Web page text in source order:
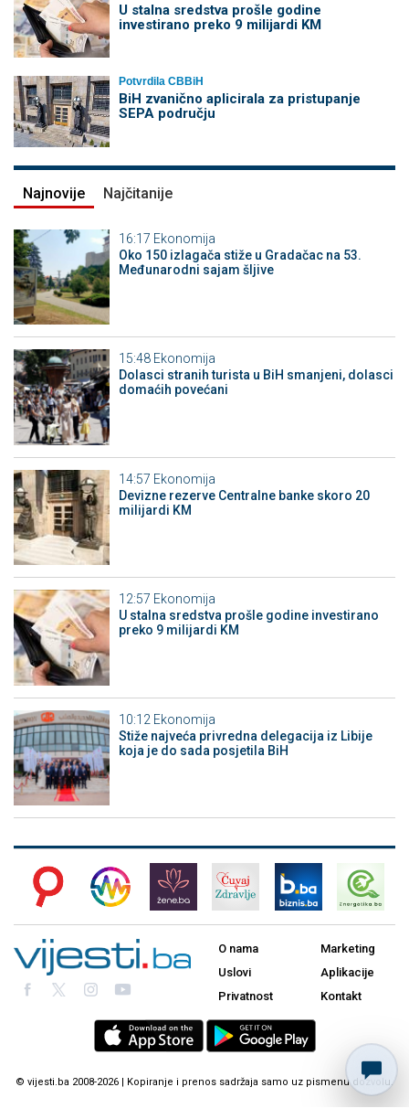
U stalna sredstva prošle godine
investirano preko 9 milijardi KM
Potvrdila CBBiH
BiH zvanično aplicirala za pristupanje
SEPA području
Najnovije Najčitanije
16:17 Ekonomija
Oko 150 izlagača stiže u Gradačac na 53.
Međunarodni sajam šljive
15:48 Ekonomija
Dolasci stranih turista u BiH smanjeni, dolasci
domaćih povećani
14:57 Ekonomija
Devizne rezerve Centralne banke skoro 20
milijardi KM
12:57 Ekonomija
U stalna sredstva prošle godine investirano
preko 9 milijardi KM
10:12 Ekonomija
Stiže najveća privredna delegacija iz Libije
koja je do sada posjetila BiH
O nama
Uslovi
Privatnost
Marketing
Aplikacije
Kontakt
© vijesti.ba 2008-2026 | Kopiranje i prenos sadržaja samo uz pismenu dozvolu.